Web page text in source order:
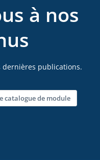
à nos
dernières publications.
catalogue de module